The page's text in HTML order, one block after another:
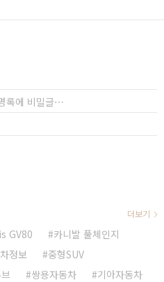
록에 비밀글⋯
GV80
카니발 풀체인지
정보
중형SUV
쌍용자동차
기아자동차
더보기